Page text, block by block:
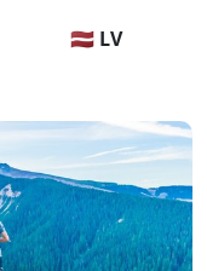
🇱🇻 LV